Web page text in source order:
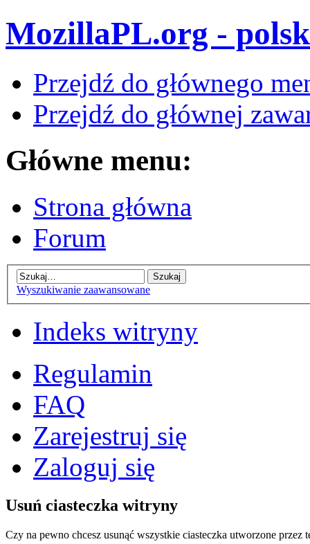
MozillaPL.org -
Przejdź do głównego
Przejdź do głównej
Główne menu:
Strona główna
Forum
Wyszukiwanie zaawansowane
Indeks witryny
Regulamin
FAQ
Zarejestruj się
Zaloguj się
Usuń ciasteczka witryny
Czy na pewno chcesz usunąć wszystkie ciasteczka utworzone przez